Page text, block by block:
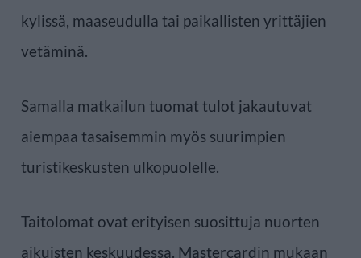
kylissä, maaseudulla tai paikallisten yrittäjien
vetäminä.
Samalla matkailun tuomat tulot jakautuvat
aiempaa tasaisemmin myös suurimpien
turistikeskusten ulkopuolelle.
Taitolomat ovat erityisen suosittuja nuorten
aikuisten keskuudessa. Mastercardin mukaan